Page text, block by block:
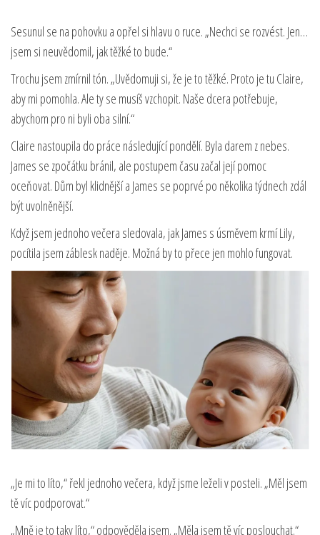
Sesunul se na pohovku a opřel si hlavu o ruce. „Nechci se rozvést. Jen…
jsem si neuvědomil, jak těžké to bude.“
Trochu jsem zmírnil tón. „Uvědomuji si, že je to těžké. Proto je tu Claire,
aby mi pomohla. Ale ty se musíš vzchopit. Naše dcera potřebuje,
abychom pro ni byli oba silní.“
Claire nastoupila do práce následující pondělí. Byla darem z nebes.
James se zpočátku bránil, ale postupem času začal její pomoc
oceňovat. Dům byl klidnější a James se poprvé po několika týdnech zdál
být uvolněnější.
Když jsem jednoho večera sledovala, jak James s úsměvem krmí Lily,
pocítila jsem záblesk naděje. Možná by to přece jen mohlo fungovat.
„Je mi to líto,“ řekl jednoho večera, když jsme leželi v posteli. „Měl jsem
tě víc podporovat.“
„Mně je to taky líto,“ odpověděla jsem. „Měla jsem tě víc poslouchat.“